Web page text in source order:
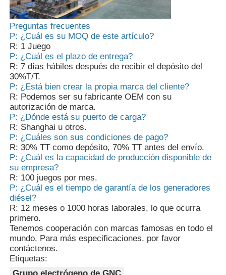
Preguntas frecuentes
P: ¿Cuál es su MOQ de este artículo?
R: 1 Juego
P: ¿Cuál es el plazo de entrega?
R: 7 días hábiles después de recibir el depósito del
30%T/T.
P: ¿Está bien crear la propia marca del cliente?
R: Podemos ser su fabricante OEM con su
autorización de marca.
P: ¿Dónde está su puerto de carga?
R: Shanghai u otros.
P: ¿Cuáles son sus condiciones de pago?
R: 30% TT como depósito, 70% TT antes del envío.
P: ¿Cuál es la capacidad de producción disponible de
su empresa?
R: 100 juegos por mes.
P: ¿Cuál es el tiempo de garantía de los generadores
diésel?
R: 12 meses o 1000 horas laborales, lo que ocurra
primero.
Tenemos cooperación con marcas famosas en todo el
mundo. Para más especificaciones, por favor
contáctenos.
Etiquetas:
Grupo electrógeno de GNC